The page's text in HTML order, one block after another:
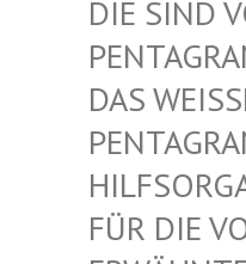
SIND
WEISSE
AGRAMM
DIE VON